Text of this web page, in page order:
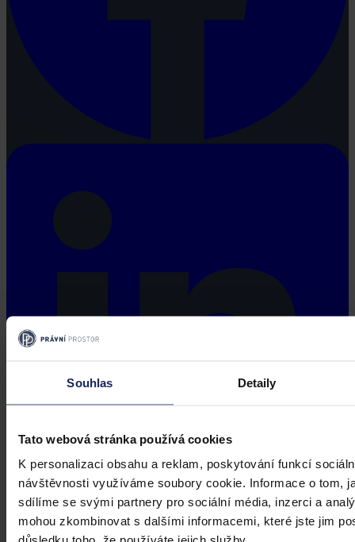
Souhlas Detaily
Tato webová stránka používá cookies
K personalizaci obsahu a reklam, poskytování funkcí
návštěvnosti využíváme soubory cookie. Informace o tom,
sdílíme se svými partnery pro sociální média, inzerci a
mohou zkombinovat s dalšími informacemi, které jste jim